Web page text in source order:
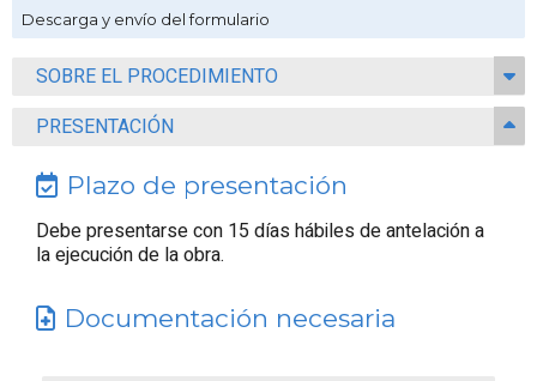
Descarga y envío del formulario
SOBRE EL PROCEDIMIENTO
PRESENTACIÓN
Plazo de presentación
Debe presentarse con 15 días hábiles de antelación a
la ejecución de la obra.
Documentación necesaria